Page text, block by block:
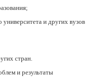
и других вузов
стран.
и результаты